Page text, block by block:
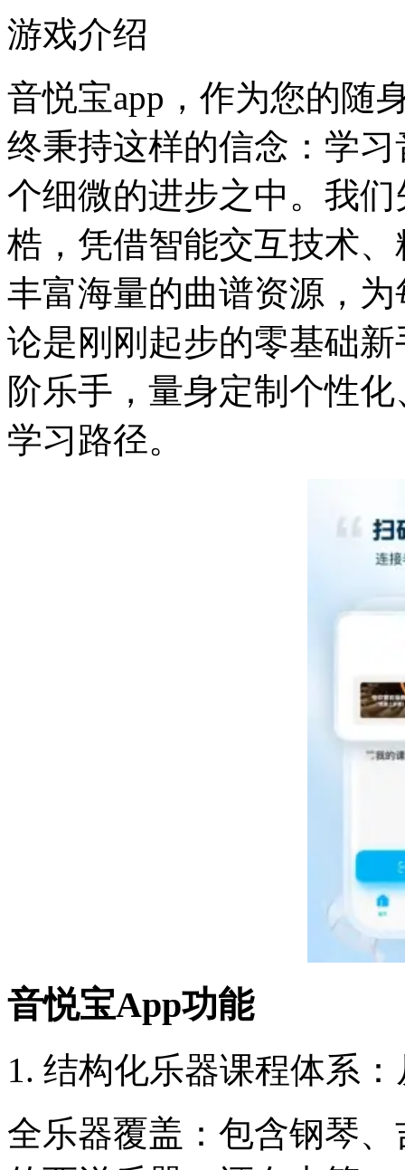
游戏介绍
音悦宝app，作为您的随
终秉持这样的信念：学
个细微的进步之中。我
梏，凭借智能交互技术
丰富海量的曲谱资源，
论是刚刚起步的零基础
阶乐手，量身定制个性
学习路径。
音悦宝App功能
1. 结构化乐器课程体系
全乐器覆盖：包含钢琴